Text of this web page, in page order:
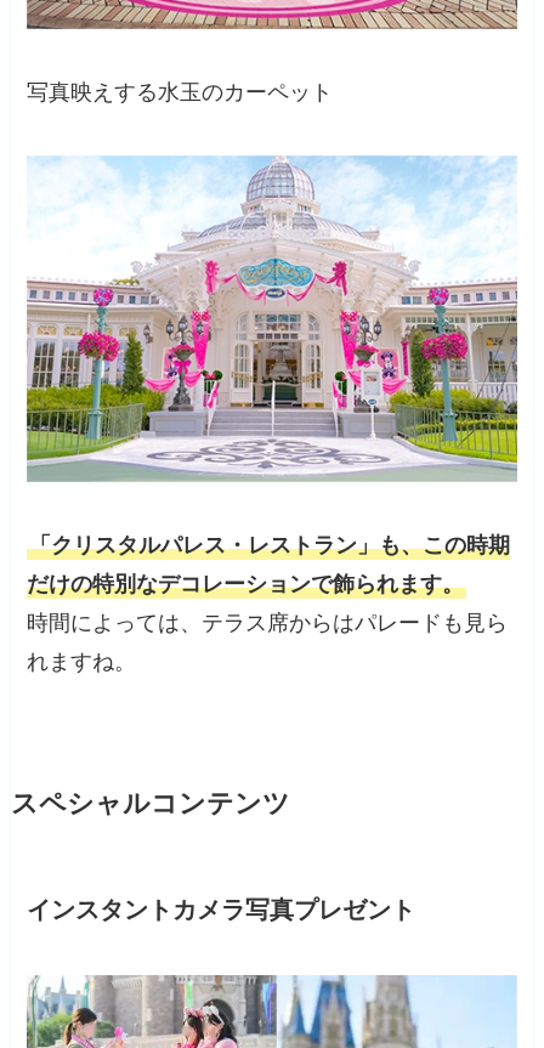
写真映えする水玉のカーペット
「クリスタルパレス・レストラン」も、この時期
だけの特別なデコレーションで飾られます。
時間によっては、テラス席からはパレードも見ら
れますね。
スペシャルコンテンツ
インスタントカメラ写真プレゼント